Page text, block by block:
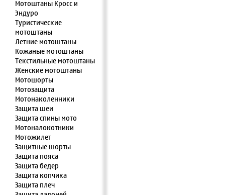
Мотоштаны Кросс и
Эндуро
Туристические
мотоштаны
Летние мотоштаны
Кожаные мотоштаны
Текстильные мотоштаны
Женские мотоштаны
Мотошорты
Мотозащита
Мотонаколенники
Защита шеи
Защита спины мото
Мотоналокотники
Мотожилет
Защитные шорты
Защита пояса
Защита бедер
Защита копчика
Защита плеч